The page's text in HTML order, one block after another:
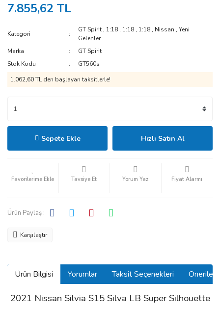
7.855,62 TL
Kategori
GT Spirit , 1:18 , 1:18 , 1:18 , Nissan ,Yeni
Gelenler
Marka
GT Spirit
Stok Kodu
GT560s
1.062,60 TL den başlayan taksitlerle!
Sepete Ekle Hızlı Satın Al
Tavsiye Et Yorum Yaz Fiyat Alarmı
Ürün Paylaş :
Karşılaştır
Ürün Bilgisi Yorumlar Taksit Seçenekleri
2021 Nissan Silvia S15 Silva LB Super Silhouette